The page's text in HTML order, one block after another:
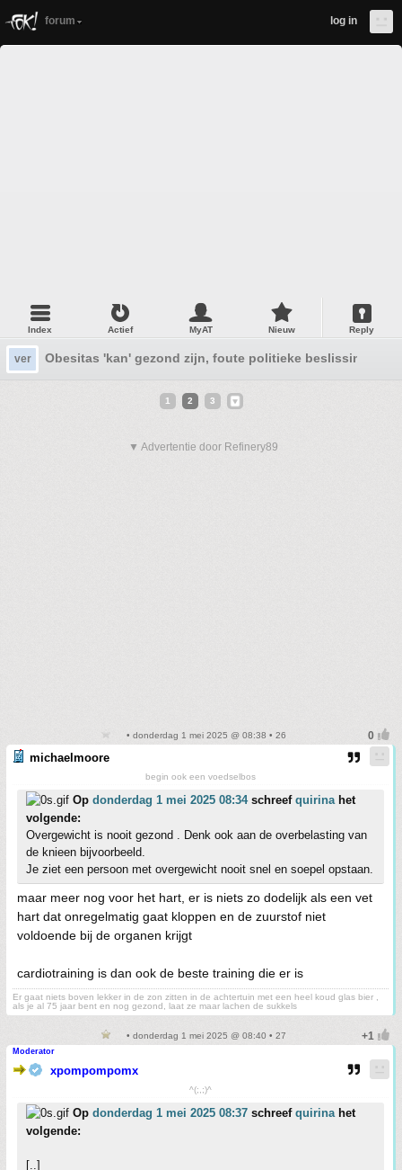
forum log in
Index Actief MyAT Nieuw Reply
ver Obesitas 'kan' gezond zijn, foute politieke beslissingen
1 2 3
▼ Advertentie door Refinery89
• donderdag 1 mei 2025 @ 08:38 • 26
michaelmoore
begin ook een voedselbos
Op donderdag 1 mei 2025 08:34schreef quirinahet
volgende:
Overgewicht is nooit gezond . Denk ook aan de overbelasting van
de knieen bijvoorbeeld.
Je ziet een persoon met overgewicht nooit snel en soepel opstaan.
maar meer nog voor het hart, er is niets zo dodelijk als een vet
hart dat onregelmatig gaat kloppen en de zuurstof niet
voldoende bij de organen krijgt
cardiotraining is dan ook de beste training die er is
Er gaat niets boven lekker in de zon zitten in de achtertuin met een heel koud glas bier ,
als je al 75 jaar bent en nog gezond, laat ze maar lachen de sukkels
• donderdag 1 mei 2025 @ 08:40 • 27
Moderator
xpompompomx
^(;,;)^
Op donderdag 1 mei 2025 08:37 schreef quirinahet
volgende:
[..]